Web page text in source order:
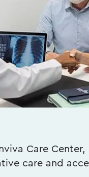
Care
care and